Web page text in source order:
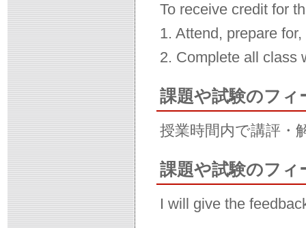
To receive credit for
1. Attend, prepare
2. Complete all class
課題や試験のフィ
授業時間内で講評・
課題や試験のフィ
I will give the